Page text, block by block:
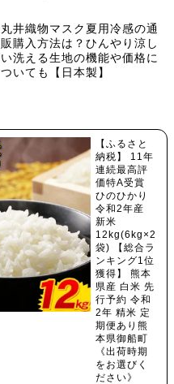
丸井織物マスク夏用冷感の通
販購入方法は？ひんやり涼し
い洗える生地の機能や価格に
ついても【日本製】
【ふるさと
納税】 11年
連続最高評
価特A受賞
ひのひかり
令和2年産
新米
12kg(6kg×2
袋) 【総合ラ
ンキング1位
獲得】 熊本
県産 白米 先
行予約 令和
2年 精米 定
期便あり熊
本県御船町
《出荷時期
をお選びく
ださい》